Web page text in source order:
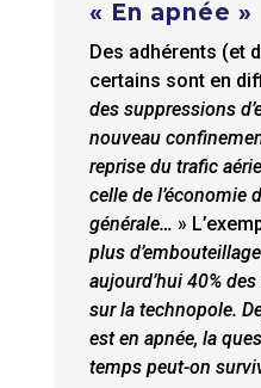
« En apnée »
Des adhérents (et
certains sont en
des suppressions
nouveau
reprise du trafic
celle de l’économie
générale… »
plus
aujourd’hui 40%
sur la technopole.
est en apnée, la
temps peut-on